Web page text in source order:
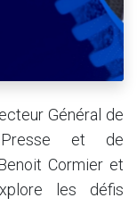
Général de
et de
Cormier et
les défis